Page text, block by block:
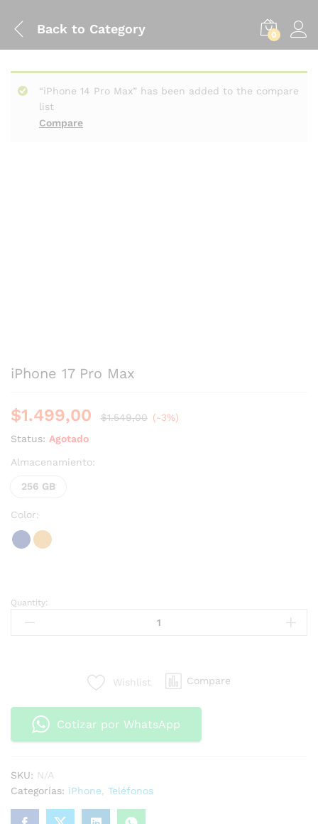
Back to Category 0
Compare
“iPhone 14 Pro Max” has been added to the compare
list
iPhone 17 Pro Max
$1.499,00 $1.549,00 (-3%)
Status: Agotado
Almacenamiento:
256 GB
Color:
Quantity:
Wishlist Compare
Cotizar por WhatsApp
SKU: N/A
Categorías: iPhone Teléfonos